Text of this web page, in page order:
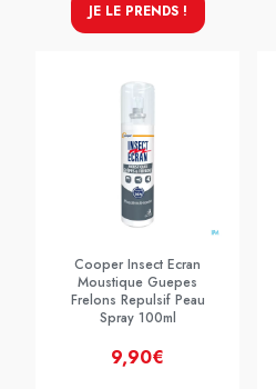
JE LE PRENDS !
Cooper Insect Ecran
Moustique Guepes
Frelons Repulsif Peau
Spray 100ml
9,90€